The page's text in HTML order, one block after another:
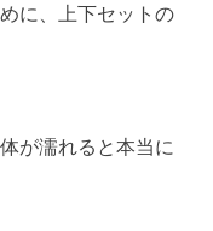
に、上下セットの
が濡れると本当に